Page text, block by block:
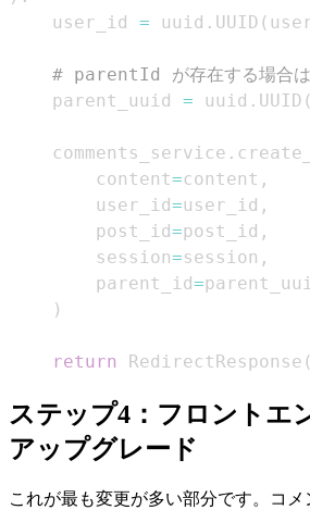
    user_id
= uuid . UUID (
# parentId が存在する場合
    parent_uuid
= uuid . UUID (
    comments_service
.
        content
=content ,
        user_id
=user_id ,
        post_id
=post_id ,
        session
=session ,
        parent_id
=
)
return RedirectResponse (
ステップ4：フロントエ
アップグレード
これが最も変更が多い部分です。コ